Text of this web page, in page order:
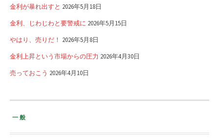
金利が暴れ出すと 2026年5月18日
金利、じわじわと要警戒に 2026年5月15日
やはり、売りだ！ 2026年5月8日
金利上昇という市場からの圧力 2026年4月30日
売っておこう 2026年4月10日
一般